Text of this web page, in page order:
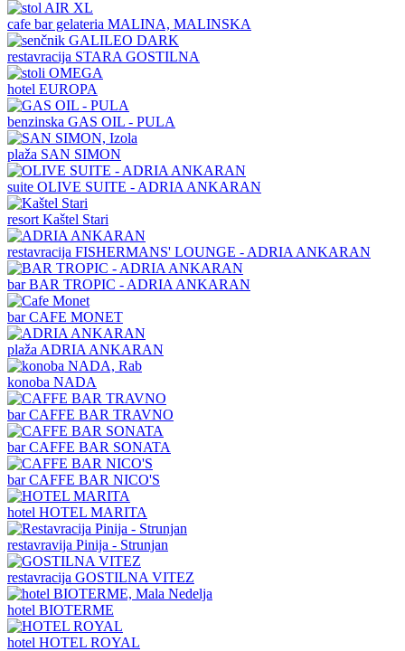
cafe bar gelateria MALINA, MALINSKA
restavracija STARA GOSTILNA
hotel EUROPA
benzinska GAS OIL - PULA
plaža SAN SIMON
suite OLIVE SUITE - ADRIA ANKARAN
resort Kaštel Stari
restavracija FISHERMANS' LOUNGE - ADRIA ANKARAN
barBAR TROPIC - ADRIA ANKARAN
barCAFE MONET
plaža ADRIA ANKARAN
konoba NADA
barCAFFE BAR TRAVNO
barCAFFE BAR SONATA
barCAFFE BAR NICO'S
hotel HOTEL MARITA
restavravija Pinija - Strunjan
restavracija GOSTILNA VITEZ
hotel BIOTERME
hotel HOTEL ROYAL